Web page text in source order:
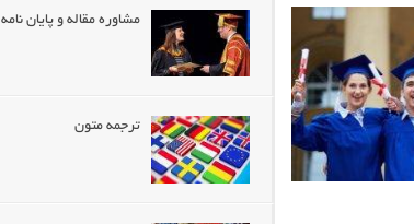
مشاوره مقاله و پایان نامه
ترجمه متون